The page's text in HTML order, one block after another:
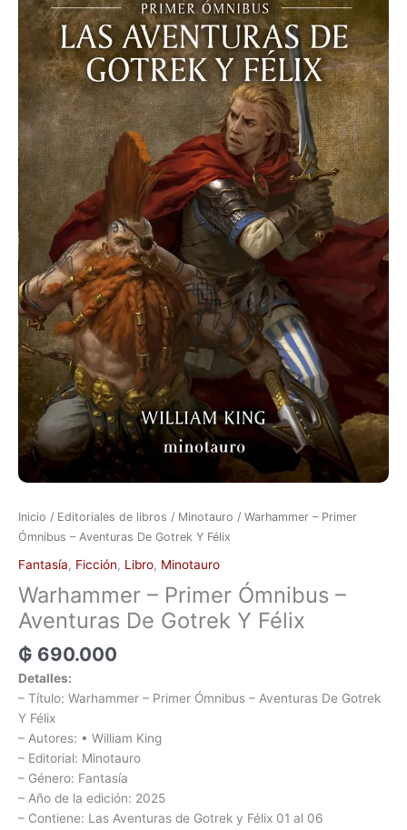
Inicio / Editoriales de libros / Minotauro / Warhammer – Primer
Ómnibus – Aventuras De Gotrek Y Félix
Fantasía, Ficción, Libro, Minotauro
Warhammer – Primer Ómnibus –
Aventuras De Gotrek Y Félix
₲ 690.000
Detalles:
– Título: Warhammer – Primer Ómnibus – Aventuras De Gotrek
Y Félix
– Autores: • William King
– Editorial: Minotauro
– Género: Fantasía
– Año de la edición: 2025
– Contiene: Las Aventuras de Gotrek y Félix 01 al 06
Aventuras
Gotrek
Félix
cantidad